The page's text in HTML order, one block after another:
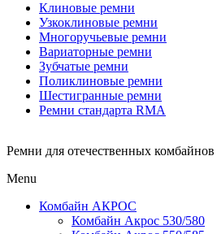
Клиновые ремни
Узкоклиновые ремни
Многоручьевые ремни
Вариаторные ремни
Зубчатые ремни
Поликлиновые ремни
Шестигранные ремни
Ремни стандарта RMA
Ремни для отечественных комбайнов
Menu
Комбайн АКРОС
Комбайн Акрос 530/580